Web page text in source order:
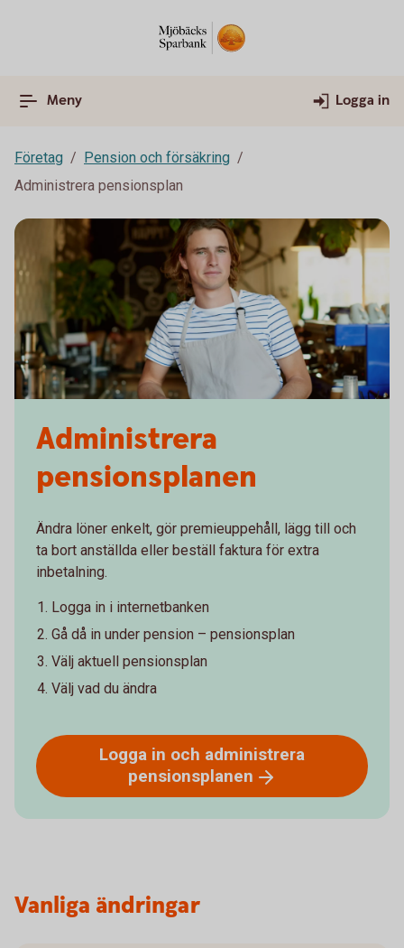
Meny Logga in
Företag
Pension och försäkring
Administrera pensionsplan
Administrera
pensionsplanen
Ändra löner enkelt, gör premieuppehåll, lägg till och
ta bort anställda eller beställ faktura för extra
inbetalning.
Logga in i internetbanken
Gå då in under pension – pensionsplan
Välj aktuell pensionsplan
Välj vad du ändra
Logga in och administrera
pensionsplanen
Vanliga ändringar